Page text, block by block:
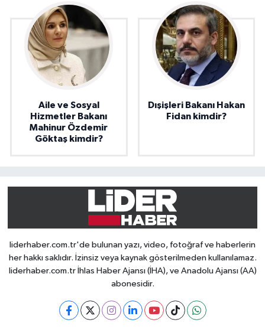
Aile ve Sosyal
Hizmetler Bakanı
Mahinur Özdemir
Göktaş kimdir?
Dışişleri Bakanı Hakan
Fidan kimdir?
liderhaber.com.tr'de bulunan yazı, video, fotoğraf ve haberlerin
her hakkı saklıdır. İzinsiz veya kaynak gösterilmeden kullanılamaz.
liderhaber.com.tr İhlas Haber Ajansı (İHA), ve Anadolu Ajansı (AA)
abonesidir.